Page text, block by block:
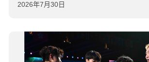
2026年7月30日